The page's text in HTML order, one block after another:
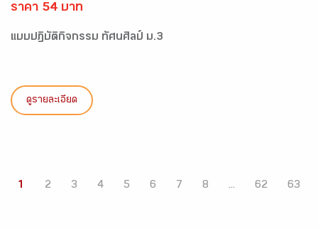
ราคา 54 บาท
แบบปฏิบัติกิจกรรม ทัศนศิลป์ ม.3
ดูรายละเอียด
1 2 3 4 5 6 7 8 ... 62 63